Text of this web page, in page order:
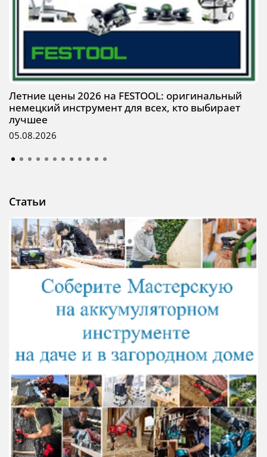
Летние цены 2026 на FESTOOL: оригинальный
немецкий инструмент для всех, кто выбирает
лучшее
05.08.2026
Статьи